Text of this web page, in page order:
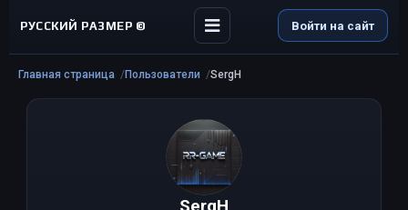
РУССКИЙ РАЗМЕР © Войти на сайт
Главная страница Пользователи SergH